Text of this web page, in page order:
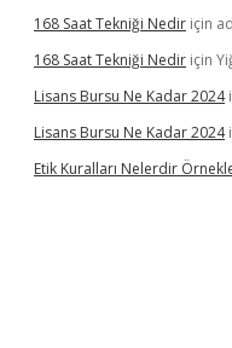
168 Saat Tekniği Nedir için
168 Saat Tekniği Nedir için
Lisans Bursu Ne Kadar 2024
Lisans Bursu Ne Kadar 2024
Etik Kuralları Nelerdir